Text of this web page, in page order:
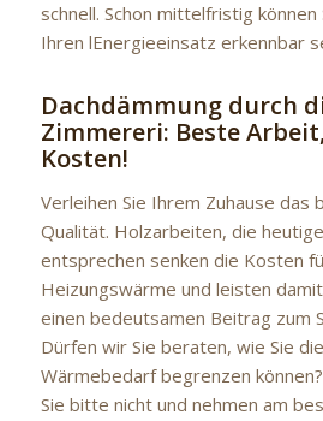
schnell. Schon mittelfristig
Ihren lEnergieeinsatz erkennbar
Dachdämmung durch
Zimmereri: Beste
Kosten!
Verleihen Sie Ihrem Zuhause das
Qualität. Holzarbeiten, die
entsprechen senken die Kosten
Heizungswärme und leisten
einen bedeutsamen Beitrag zum
Dürfen wir Sie beraten, wie Sie
Wärmebedarf begrenzen
Sie bitte nicht und nehmen am